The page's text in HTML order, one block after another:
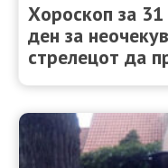
Хороскоп за 31
ден за
стрелецот да